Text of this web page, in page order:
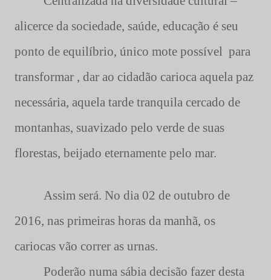
alicerce da sociedade, saúde, educação é seu
ponto de equilíbrio, único mote possível para
transformar , dar ao cidadão carioca aquela paz
necessária, aquela tarde tranquila cercado de
montanhas, suavizado pelo verde de suas
florestas, beijado eternamente pelo mar.
Assim será. No dia 02 de outubro de
2016, nas primeiras horas da manhã, os
cariocas vão correr as urnas.
Poderão numa sábia decisão fazer desta